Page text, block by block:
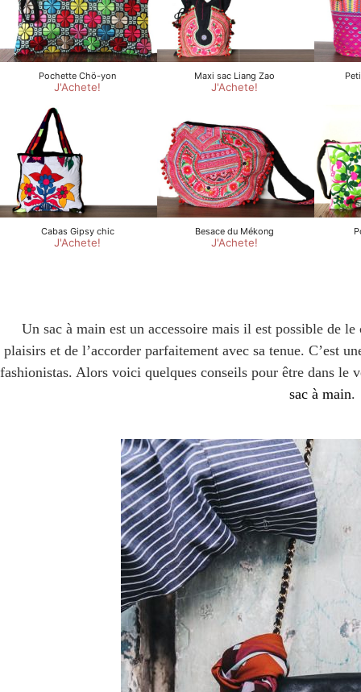
Un sac à main est un accessoire mais il est possible de
plaisirs et de l’accorder parfaitement avec sa tenue. C’est
fashionistas. Alors voici quelques conseils pour être dans le
sac à main.